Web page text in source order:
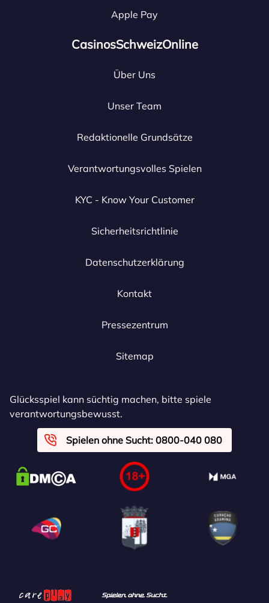
Apple Pay
CasinosSchweizOnline
Über Uns
Unser Team
Redaktionelle Grundsätze
Verantwortungsvolles Spielen
KYC - Know Your Customer
Sicherheitsrichtlinie
Datenschutzerklärung
Kontakt
Pressezentrum
Sitemap
Glücksspiel kann süchtig machen, bitte spiele
verantwortungsbewusst.
Spielen ohne Sucht: 0800-040 080